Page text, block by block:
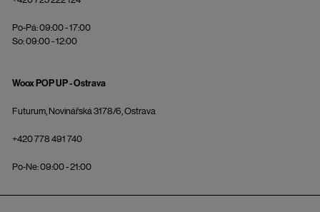
Po-Pá: 09:00 - 17:00
So: 09:00 - 12:00
Woox POP UP - Ostrava
Futurum, Novinářská 3178/6, Ostrava
+420 778 491 740
Po-Ne: 09:00 - 21:00